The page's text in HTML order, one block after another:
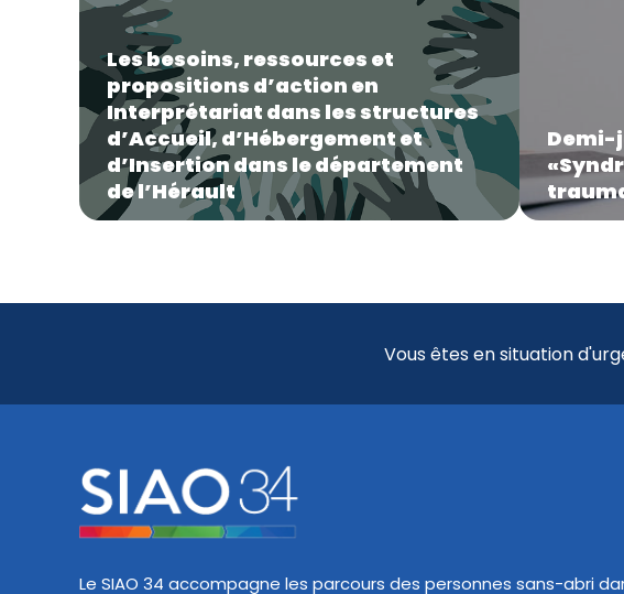
Les besoins, ressources et
propositions d’action en
Interprétariat dans les structures
d’Accueil, d’Hébergement et
d’Insertion dans le département
de l’Hérault
Demi-
Vous êtes en situation
Le SIAO 34 accompagne les parcours des personnes sans-abri